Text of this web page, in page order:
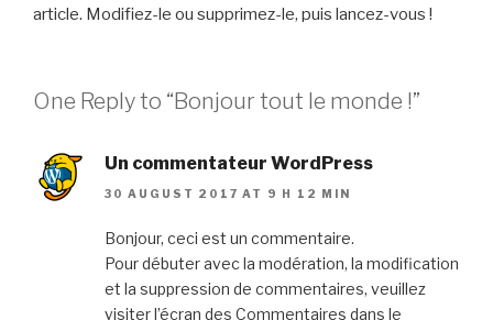
article. Modifiez-le ou supprimez-le, puis lancez-vous !
One Reply to “Bonjour tout le monde !”
Un commentateur WordPress
30 AUGUST 2017 AT 9 H 12 MIN
Bonjour, ceci est un commentaire.
Pour débuter avec la modération, la modification
et la suppression de commentaires, veuillez
visiter l’écran des Commentaires dans le